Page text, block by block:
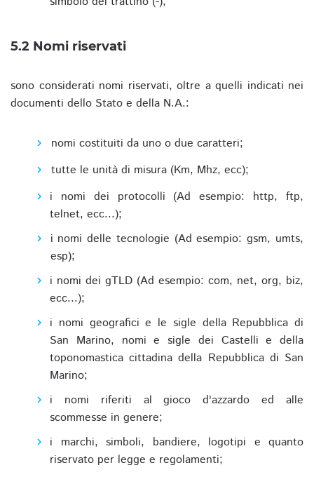
5.2 Nomi riservati
sono considerati nomi riservati, oltre a quelli indicati nei
documenti dello Stato e della N.A.:
nomi costituiti da uno o due caratteri;
tutte le unità di misura (Km, Mhz, ecc);
i nomi dei protocolli (Ad esempio: http, ftp,
telnet, ecc...);
i nomi delle tecnologie (Ad esempio: gsm, umts,
esp);
i nomi dei gTLD (Ad esempio: com, net, org, biz,
ecc...);
i nomi geografici e le sigle della Repubblica di
San Marino, nomi e sigle dei Castelli e della
toponomastica cittadina della Repubblica di San
Marino;
i nomi riferiti al gioco d'azzardo ed alle
scommesse in genere;
i marchi, simboli, bandiere, logotipi e quanto
riservato per legge e regolamenti;